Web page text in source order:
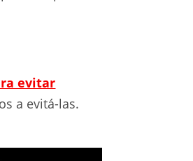
evitar
a evitá-las.